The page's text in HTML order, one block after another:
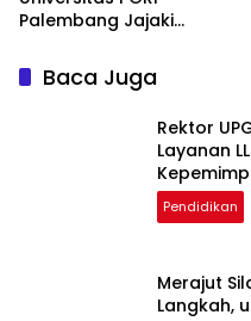
Palembang Jajaki
Pemerintah Kabupaten
MesujiBaca Juga
Rektor
Layanan
Pendidikan
Merajut
Langkah,